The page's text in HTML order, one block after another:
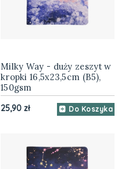
Milky Way - duży zeszyt w
kropki 16,5x23,5cm (B5),
150gsm
25,90 zł Do Koszyka